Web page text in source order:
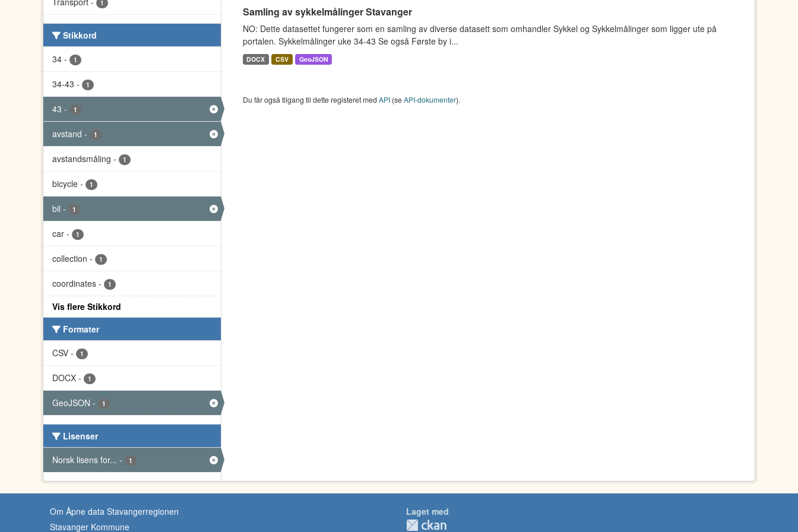
1
Stikkord
34 - 1
34-43 - 1
43 - 1
avstand - 1
avstandsmåling - 1
bicycle - 1
bil - 1
car - 1
collection - 1
coordinates - 1
Vis flere Stikkord
Formater
CSV - 1
DOCX - 1
GeoJSON - 1
Lisenser
Norsk lisens for... - 1
Samling av sykkelmålinger Stavanger
NO: Dette datasettet fungerer som en samling av diverse datasett som omhandler Sykkel og Sykkelmålinger som ligger ute på
portalen. Sykkelmålinger uke 34-43 Se også Første by i...
DOCX CSV GeoJSON
Du får også tilgang til dette registeret med API(seAPI-dokumenter).
Om Åpne data Stavangerregionen
Stavanger Kommune
Laget med